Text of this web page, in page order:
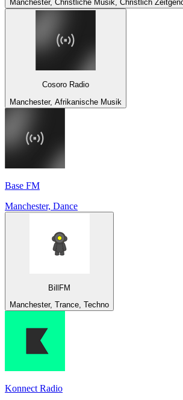
Manchester, Christliche Musik, Christlich
Cosoro Radio
Manchester, Afrikanische Musik
Base FM
Manchester, Dance
BillFM
Manchester, Trance, Techno
Konnect Radio